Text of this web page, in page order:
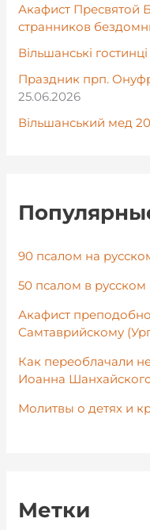
Акафист Пресвятой
странников
Вільшанські
Праздник прп.
25.06.2026
Вільшанський мед
90 псалом на
50 псалом в
Акафист
Самтаврийскому
Как переоблачали
Иоанна
Молитвы о детях и
Метки